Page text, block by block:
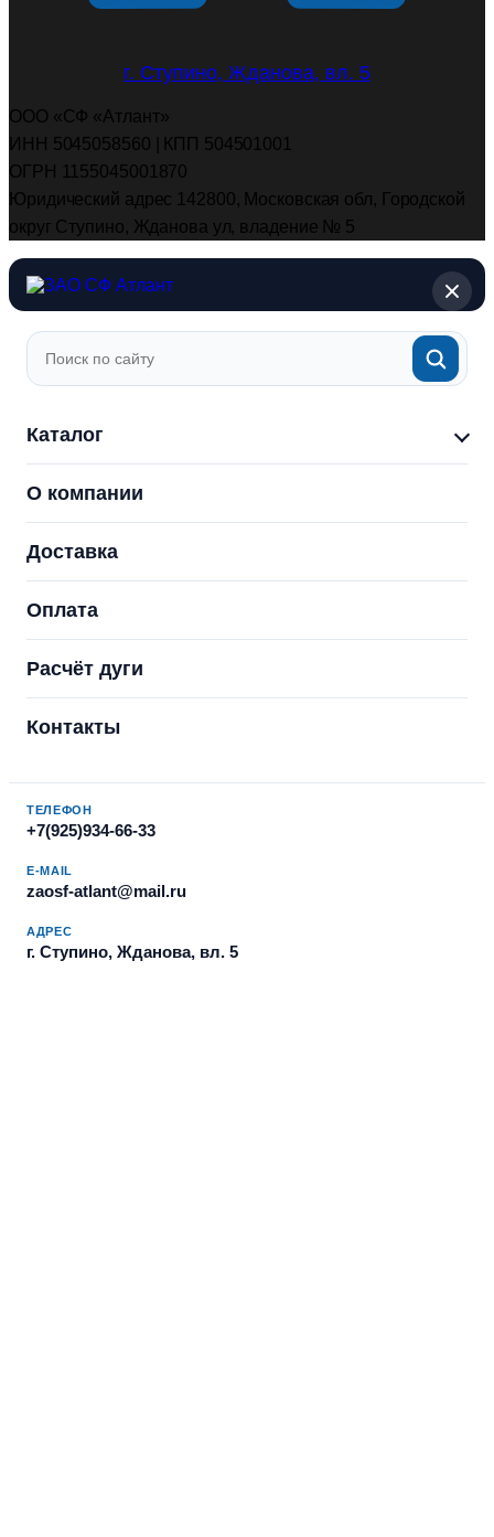
г. Ступино, Жданова, вл. 5
ООО «СФ «Атлант»
ИНН 5045058560 | КПП 504501001
ОГРН 1155045001870
Юридический адрес 142800, Московская обл, Городской
округ Ступино, Жданова ул, владение № 5
Каталог
О компании
Доставка
Оплата
Расчёт дуги
Контакты
ТЕЛЕФОН
+7(925)934-66-33
E-MAIL
zaosf-atlant@mail.ru
АДРЕС
г. Ступино, Жданова, вл. 5